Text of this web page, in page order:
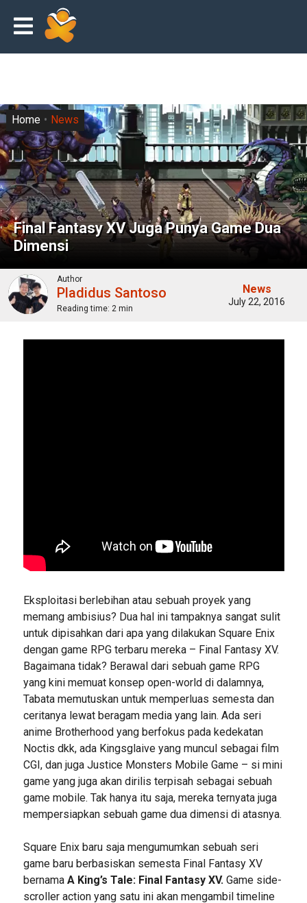
Final Fantasy XV Juga Punya Game Dua
Dimensi
Home News
Author
Pladidus Santoso
Reading time: 2 min
News
July 22, 2016
Eksploitasi berlebihan atau sebuah proyek yang
memang ambisius? Dua hal ini tampaknya sangat sulit
untuk dipisahkan dari apa yang dilakukan Square Enix
dengan game RPG terbaru mereka – Final Fantasy XV.
Bagaimana tidak? Berawal dari sebuah game RPG
yang kini memuat konsep open-world di dalamnya,
Tabata memutuskan untuk memperluas semesta dan
ceritanya lewat beragam media yang lain. Ada seri
anime Brotherhood yang berfokus pada kedekatan
Noctis dkk, ada Kingsglaive yang muncul sebagai film
CGI, dan juga Justice Monsters Mobile Game – si mini
game yang juga akan dirilis terpisah sebagai sebuah
game mobile. Tak hanya itu saja, mereka ternyata juga
mempersiapkan sebuah game dua dimensi di atasnya.
Square Enix baru saja mengumumkan sebuah seri
game baru berbasiskan semesta Final Fantasy XV
bernamaA King’s Tale: Final Fantasy XV.Game side-
scroller action yang satu ini akan mengambil timeline